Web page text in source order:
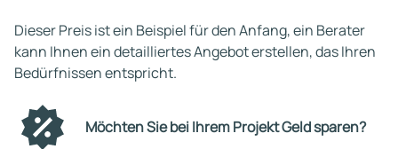
Dieser Preis ist ein Beispiel für den Anfang, ein Berater
kann Ihnen ein detailliertes Angebot erstellen, das Ihren
Bedürfnissen entspricht.
Möchten Sie bei Ihrem Projekt Geld sparen?